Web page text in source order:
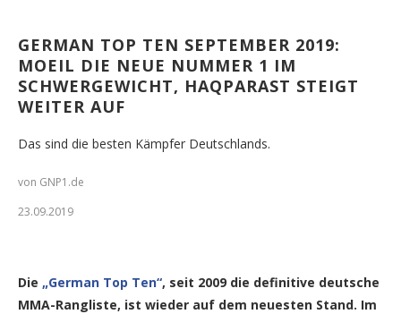
GERMAN TOP TEN SEPTEMBER 2019:
MOEIL DIE NEUE NUMMER 1 IM
SCHWERGEWICHT, HAQPARAST STEIGT
WEITER AUF
Das sind die besten Kämpfer Deutschlands.
von GNP1.de
23.09.2019
Die „German Top Ten“, seit 2009 die definitive deutsche
MMA-Rangliste, ist wieder auf dem neuesten Stand. Im